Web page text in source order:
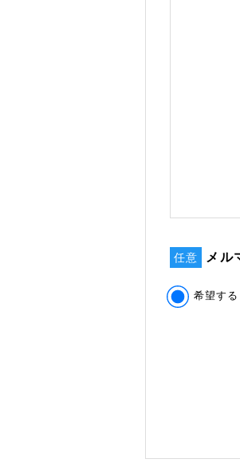
任意 メル
希望する